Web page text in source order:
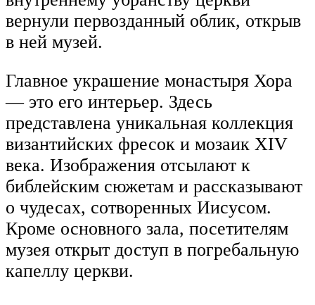
вернули первозданный облик, открыв
в ней музей.
Главное украшение монастыря Хора
— это его интерьер. Здесь
представлена уникальная коллекция
византийских фресок и мозаик XIV
века. Изображения отсылают к
библейским сюжетам и рассказывают
о чудесах, сотворенных Иисусом.
Кроме основного зала, посетителям
музея открыт доступ в погребальную
капеллу церкви.